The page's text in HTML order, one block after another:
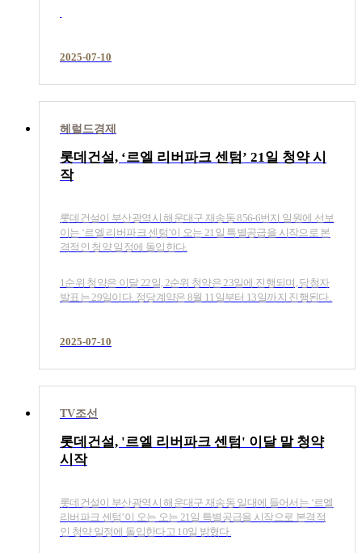
2025-07-10
헤럴드경제
롯데건설, ‘르엘 리버파크 센텀’ 21일 청약 시
작
롯데건설이 부산광역시 해운대구 재송동 856-6번지 일원에 선보
이는 ‘르엘 리버파크 센텀’이 오는 21일 특별공급을 시작으로 본
격적인 청약 일정에 돌입한다.
1순위 청약은 이달 22일, 2순위 청약은 23일에 진행되며, 당첨자
발표는 29일이다. 정당계약은 8월 11일부터 13일까지 진행된다.​
2025-07-10
TV조선
롯데건설, '르엘 리버파크 센텀' 이달 말 청약
시작
롯데건설이 부산광역시 해운대구 재송동 일대에 들어서는 ‘르엘
리버파크 센텀’이 오는 오는 21일 특별공급을 시작으로 본격적
인 청약 일정에 돌입한다고 10일 밝혔다.